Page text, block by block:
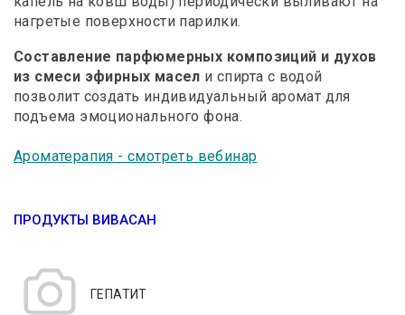
нагретые поверхности парилки.
Составление парфюмерных композиций и духов
из смеси эфирных масел и спирта с водой
позволит создать индивидуальный аромат для
подъема эмоционального фона.
Ароматерапия - смотреть вебинар
ПРОДУКТЫ ВИВАСАН
ГЕПАТИТ